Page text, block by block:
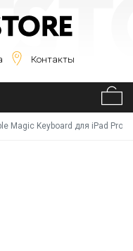
Контакты
Magic Keyboard для iPad Pro